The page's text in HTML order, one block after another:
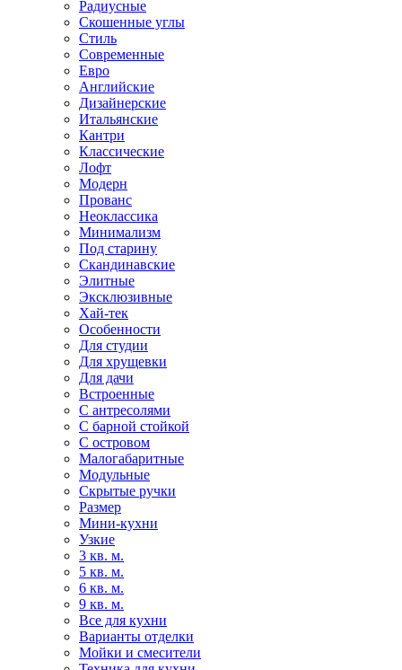
Радиусные
Скошенные углы
Стиль
Современные
Евро
Английские
Дизайнерские
Итальянские
Кантри
Классические
Лофт
Модерн
Прованс
Неоклассика
Минимализм
Под старину
Скандинавские
Элитные
Эксклюзивные
Хай-тек
Особенности
Для студии
Для хрущевки
Для дачи
Встроенные
С антресолями
С барной стойкой
С островом
Малогабаритные
Модульные
Скрытые ручки
Размер
Мини-кухни
Узкие
3 кв. м.
5 кв. м.
6 кв. м.
9 кв. м.
Все для кухни
Варианты отделки
Мойки и смесители